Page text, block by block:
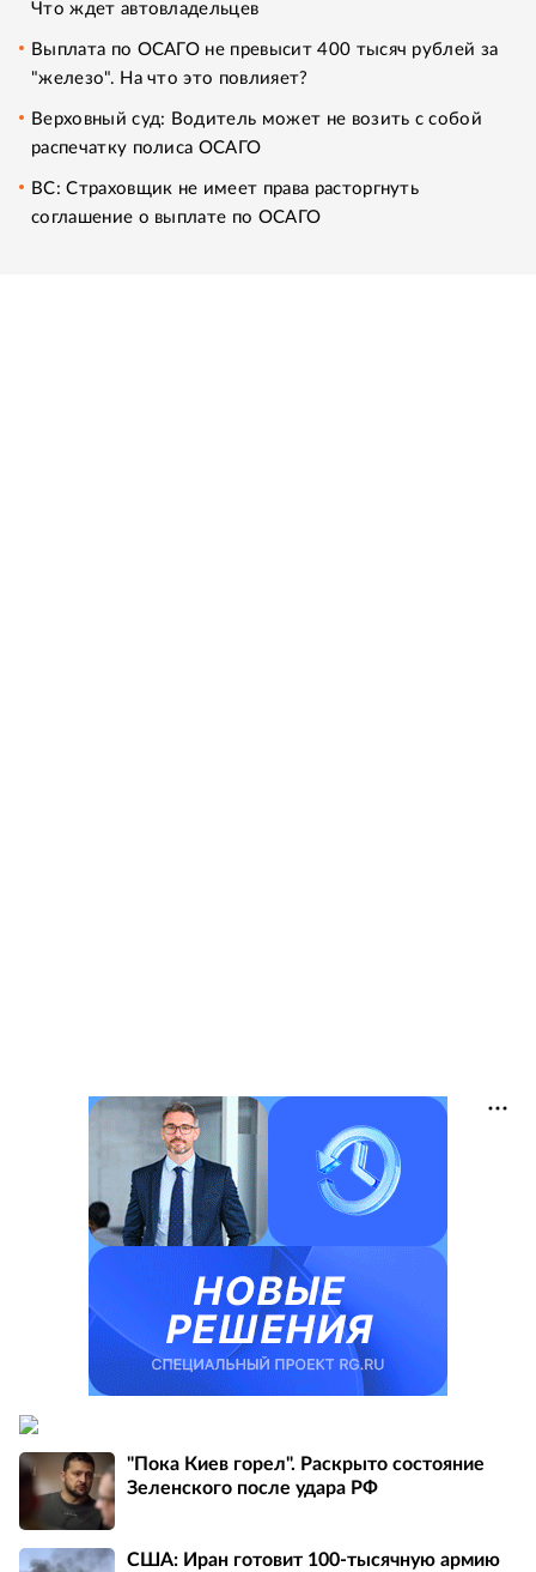
Что ждет автовладельцев
Выплата по ОСАГО не превысит 400 тысяч рублей за
"железо". На что это повлияет?
Верховный суд: Водитель может не возить с собой
распечатку полиса ОСАГО
ВС: Страховщик не имеет права расторгнуть
соглашение о выплате по ОСАГО
"Пока Киев горел". Раскрыто состояние
Зеленского после удара РФ
США: Иран готовит 100-тысячную армию